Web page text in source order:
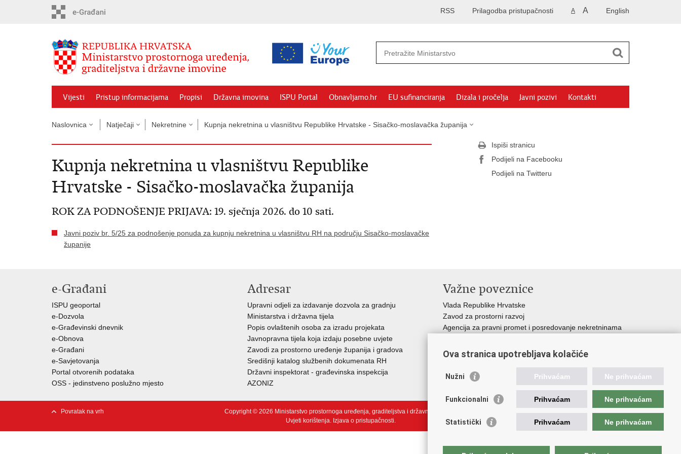
English
A A
Prilagodba pristupačnosti
RSS
Vijesti Pristup informacijama Propisi Državna imovina ISPU Portal Obnavljamo.hr EU sufinanciranja Dizala i pročelja Javni pozivi Kontakti
Naslovnica Natječaji Nekretnine Kupnja nekretnina u vlasništvu Republike Hrvatske - Sisačko-moslavačka županija
Kupnja nekretnina u vlasništvu Republike
Hrvatske - Sisačko-moslavačka županija
ROK ZA PODNOŠENJE PRIJAVA: 19. sječnja 2026. do 10 sati.
Javni poziv br. 5/25 za podnošenje ponuda za kupnju nekretnina u vlasništvu RH na području Sisačko-moslavačke
županije
Ispiši stranicu
Podijeli na Facebooku
Podijeli na Twitteru
e-Građani
ISPU geoportal
e-Dozvola
e-Građevinski dnevnik
e-Obnova
e-Građani
e-Savjetovanja
Portal otvorenih podataka
OSS - jedinstveno poslužno mjesto
Adresar
Upravni odjeli za izdavanje dozvola za gradnju
Ministarstva i državna tijela
Popis ovlaštenih osoba za izradu projekata
Javnopravna tijela koja izdaju posebne uvjete
Zavodi za prostorno uređenje županija i gradova
Središnji katalog službenih dokumenata RH
Državni inspektorat - građevinska inspekcija
AZONIZ
Važne poveznice
Vlada Republike Hrvatske
Zavod za prostorni razvoj
Agencija za pravni promet i posredovanje nekretninama
Fond za zaštitu okoliša i energetsku učinkovitost
Centar za restrukturiranje i prodaju (CERP)
Državne nekretnine d.o.o.
Povratak na vrh
Copyright © 2026 Ministarstvo prostornoga uređenja, graditeljstva i državne imovine.
Uvjeti korištenja. Izjava o pristupačnosti.
Ova stranica upotrebljava kolačiće
Nužni Prihvaćam Ne prihvaćam
Funkcionalni Prihvaćam Ne prihvaćam
Statistički Prihvaćam Ne prihvaćam